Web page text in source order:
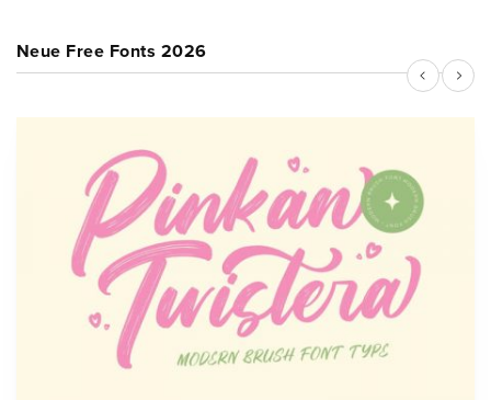
Neue Free Fonts 2026